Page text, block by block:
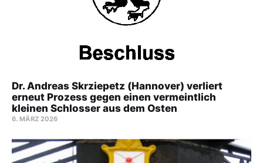
Dr. Andreas Skrziepetz (Hannover) verliert
erneut Prozess gegen einen vermeintlich
kleinen Schlosser aus dem Osten
6. MÄRZ 2026